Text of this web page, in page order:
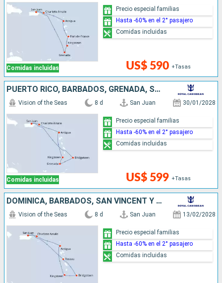
Comidas incluidas US$ 590 +Tasas
Precio especial familias
Hasta -60% en el 2° pasajero
Comidas incluidas
PUERTO RICO, BARBADOS, GRENADA, SAN VINCENT Y LAS GRANADINAS, ANTIGUA Y BARBUDA, ESTADOS UNIDOS
Comidas incluidas
Vision of the Seas 8 d San Juan 30/01/2028
US$ 599 +Tasas
Precio especial familias
Hasta -60% en el 2° pasajero
Comidas incluidas
DOMINICA, BARBADOS, SAN VINCENT Y LAS GRANADINAS, ANTIGUA Y BARBUDA, ESTADOS UNIDOS, PUERTO RICO
Vision of the Seas 8 d San Juan 13/02/2028
Precio especial familias
Hasta -60% en el 2° pasajero
Comidas incluidas